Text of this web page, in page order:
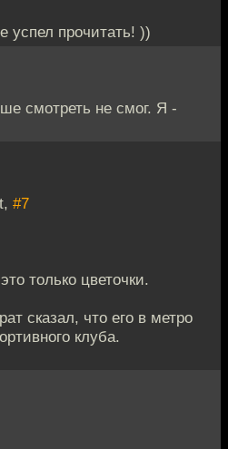
успел прочитать! ))
смотреть не смог. Я -
#7
только цветочки.
сказал, что его в метро
клуба.